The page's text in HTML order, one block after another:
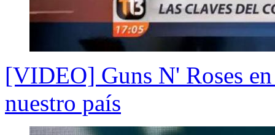
[VIDEO] Guns N' Roses
nuestro país